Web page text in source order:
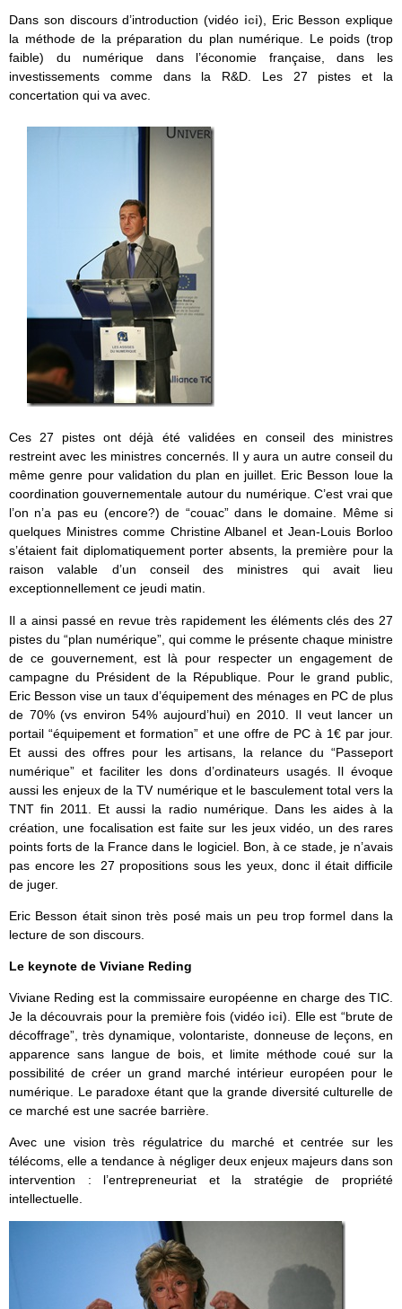
Dans son discours d’introduction (vidéo ici), Eric Besson explique
la méthode de la préparation du plan numérique. Le poids (trop
faible) du numérique dans l’économie française, dans les
investissements comme dans la R&D. Les 27 pistes et la
concertation qui va avec.
Ces 27 pistes ont déjà été validées en conseil des ministres
restreint avec les ministres concernés. Il y aura un autre conseil du
même genre pour validation du plan en juillet. Eric Besson loue la
coordination gouvernementale autour du numérique. C’est vrai que
l’on n’a pas eu (encore?) de “couac” dans le domaine. Même si
quelques Ministres comme Christine Albanel et Jean-Louis Borloo
s’étaient fait diplomatiquement porter absents, la première pour la
raison valable d’un conseil des ministres qui avait lieu
exceptionnellement ce jeudi matin.
Il a ainsi passé en revue très rapidement les éléments clés des 27
pistes du “plan numérique”, qui comme le présente chaque ministre
de ce gouvernement, est là pour respecter un engagement de
campagne du Président de la République. Pour le grand public,
Eric Besson vise un taux d’équipement des ménages en PC de plus
de 70% (vs environ 54% aujourd’hui) en 2010. Il veut lancer un
portail “équipement et formation” et une offre de PC à 1€ par jour.
Et aussi des offres pour les artisans, la relance du “Passeport
numérique” et faciliter les dons d’ordinateurs usagés. Il évoque
aussi les enjeux de la TV numérique et le basculement total vers la
TNT fin 2011. Et aussi la radio numérique. Dans les aides à la
création, une focalisation est faite sur les jeux vidéo, un des rares
points forts de la France dans le logiciel. Bon, à ce stade, je n’avais
pas encore les 27 propositions sous les yeux, donc il était difficile
de juger.
Eric Besson était sinon très posé mais un peu trop formel dans la
lecture de son discours.
Le keynote de Viviane Reding
Viviane Reding est la commissaire européenne en charge des TIC.
Je la découvrais pour la première fois (vidéo ici). Elle est “brute de
décoffrage”, très dynamique, volontariste, donneuse de leçons, en
apparence sans langue de bois, et limite méthode coué sur la
possibilité de créer un grand marché intérieur européen pour le
numérique. Le paradoxe étant que la grande diversité culturelle de
ce marché est une sacrée barrière.
Avec une vision très régulatrice du marché et centrée sur les
télécoms, elle a tendance à négliger deux enjeux majeurs dans son
intervention : l’entrepreneuriat et la stratégie de propriété
intellectuelle.